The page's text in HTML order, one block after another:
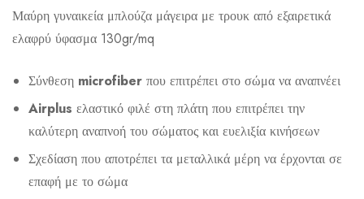
Μαύρη γυναικεία μπλούζα μάγειρα με τρουκ από εξαιρετικά
ελαφρύ ύφασμα 130gr/mq
Σύνθεση microfiber που επιτρέπει στο σώμα να αναπνέει
Airplus ελαστικό φιλέ στη πλάτη που επιτρέπει την
καλύτερη αναπνοή του σώματος και ευελιξία κινήσεων
Σχεδίαση που αποτρέπει τα μεταλλικά μέρη να έρχονται σε
επαφή με το σώμα